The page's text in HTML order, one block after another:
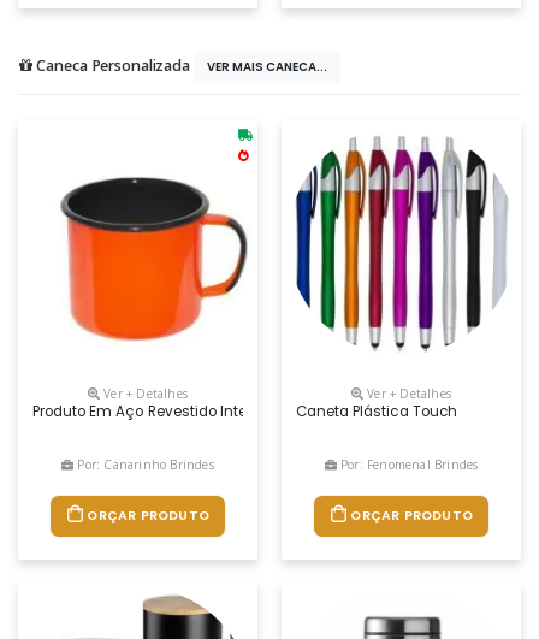
Caneca Personalizada VER MAIS CANECA...
Ver + Detalhes
Produto Em Aço Revestido Interna E Externamente Com Dupla
Por: Canarinho Brindes
ORÇAR PRODUTO
Ver + Detalhes
Caneta Plástica Touch
Por: Fenomenal Brindes
ORÇAR PRODUTO